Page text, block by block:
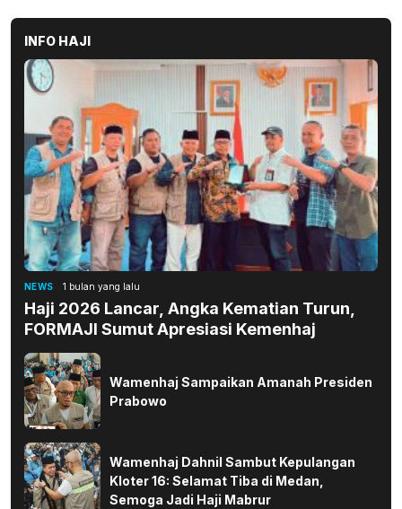
INFO HAJI
NEWS 1 bulan yang lalu
Haji 2026 Lancar, Angka Kematian Turun,
FORMAJI Sumut Apresiasi Kemenhaj
Wamenhaj Sampaikan Amanah Presiden
Prabowo
Wamenhaj Dahnil Sambut Kepulangan
Kloter 16: Selamat Tiba di Medan,
Semoga Jadi Haji Mabrur